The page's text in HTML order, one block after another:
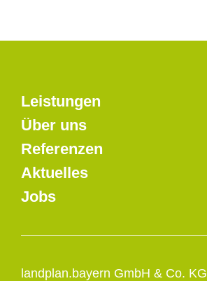
landplan.bayern GmbH & Co. KG
Leistungen
Über uns
Referenzen
Aktuelles
Jobs